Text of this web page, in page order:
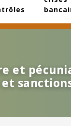
et
et